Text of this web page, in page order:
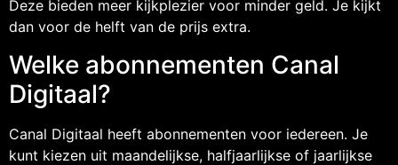
Deze bieden meer kijkplezier voor minder geld. Je kijkt
dan voor de helft van de prijs extra.
Welke abonnementen Canal
Digitaal?
Canal Digitaal heeft abonnementen voor iedereen. Je
kunt kiezen uit maandelijkse, halfjaarlijkse of jaarlijkse